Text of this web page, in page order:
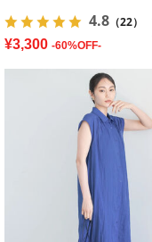
4.8 （22）
¥3,300 -60%OFF-